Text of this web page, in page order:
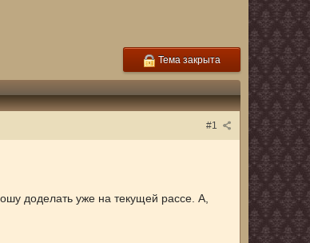
Тема закрыта
#1
доделать уже на текущей рассе. А,